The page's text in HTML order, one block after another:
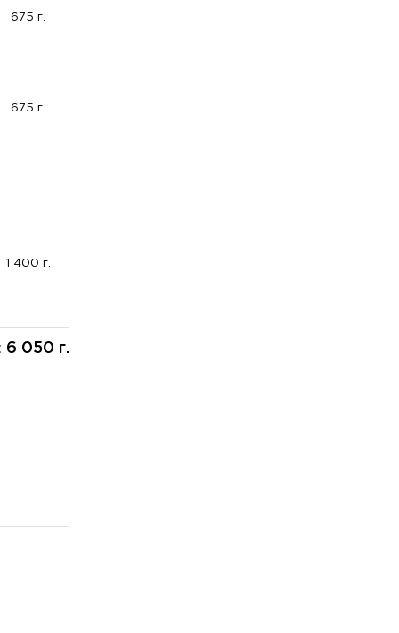
675 г.
675 г.
1 400 г.
6 050 г.